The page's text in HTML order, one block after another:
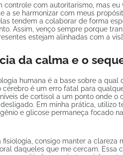
controle com autoritarismo, mas
a se harmonizar com meus
tendem a colaborar de forma
Assim, venço sempre porque
estejam alinhadas com a
da calma e o
humana é a base sobre a
cérebro é um erro fatal para
de cortisol a um ponto onde
Em minha prática, utilizo
e glicose permaneça focado
fisiologia, consigo manter a
daqueles que me cercam.